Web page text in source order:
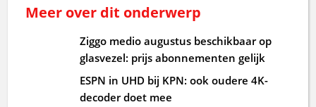
Meer over dit onderwerp
Ziggo medio augustus beschikbaar op
glasvezel: prijs abonnementen gelijk
ESPN in UHD bij KPN: ook oudere 4K-
decoder doet mee